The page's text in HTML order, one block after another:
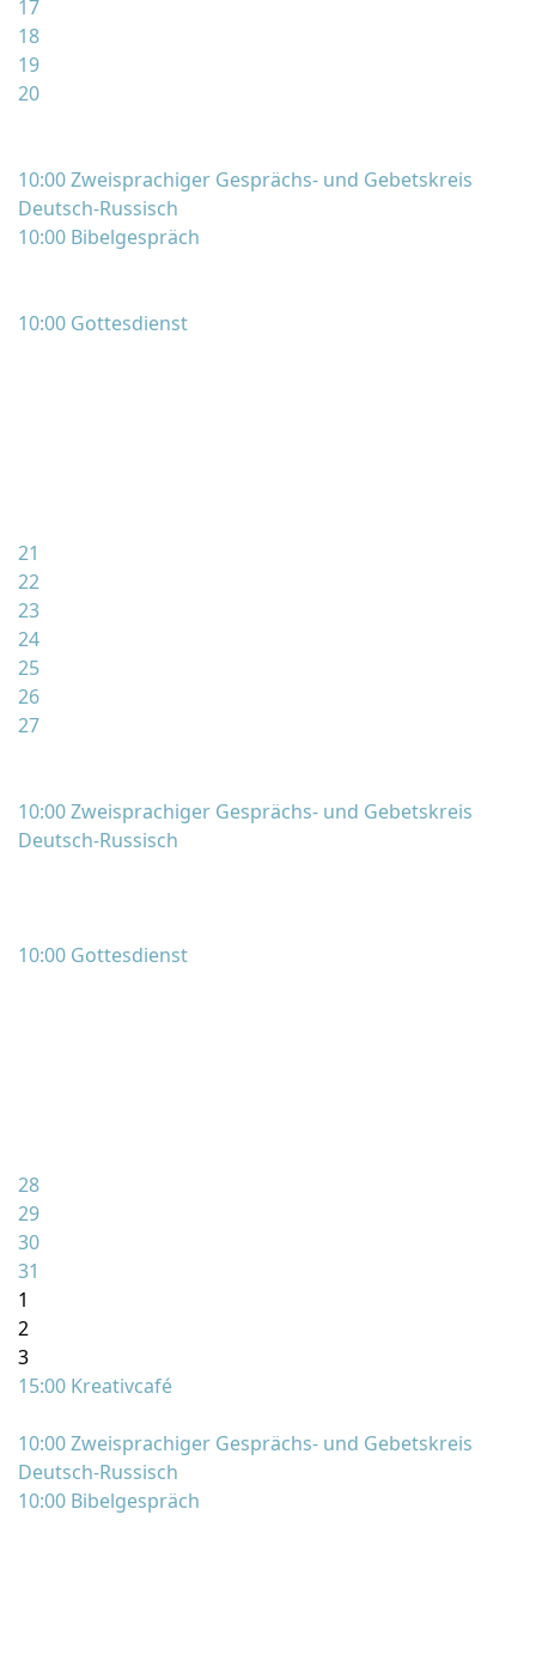
17
18
19
20
10:00 Zweisprachiger Gesprächs- und Gebetskreis
Deutsch-Russisch
10:00 Bibelgespräch
10:00 Gottesdienst
21
22
23
24
25
26
27
10:00 Zweisprachiger Gesprächs- und Gebetskreis
Deutsch-Russisch
10:00 Gottesdienst
28
29
30
31
1
2
3
15:00 Kreativcafé
10:00 Zweisprachiger Gesprächs- und Gebetskreis
Deutsch-Russisch
10:00 Bibelgespräch